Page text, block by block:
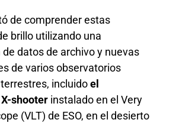
de comprender estas
brillo utilizando una
datos de archivo y nuevas
de varios observatorios
incluidoel
shooter instalado en el Very
(VLT) de ESO, en el desierto